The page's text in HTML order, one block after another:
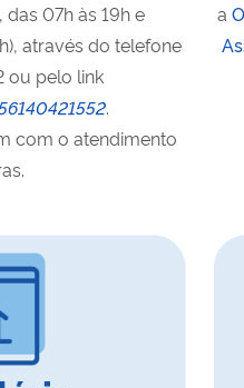
07h às 19h e
através do telefone
ou pelo link
.
com o atendimento
a